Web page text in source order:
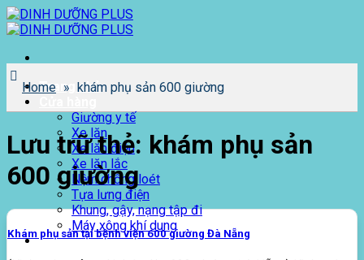
Bỏ
qua
dung
Trang chủ
Giường y tế
Xe lăn
Xe lăn điện
Xe lăn lắc
Nệm chống loét
Tựa lưng điện
Khung, gậy, nạng tập đi
Máy xông khí dung
Giới thiệu
Home » khám phụ sản 600 giường
Lưu trữ thẻ: khám phụ sản
600 giường
Khám phụ sản tại bệnh viện 600 giường Đà Nẵng